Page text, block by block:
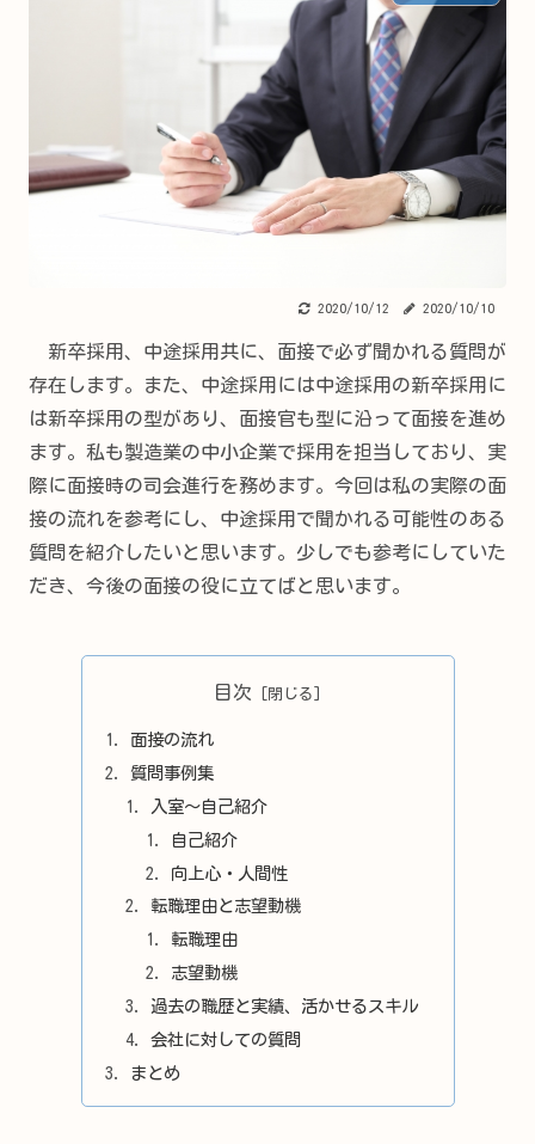
2020/10/12 2020/10/10
新卒採用、中途採用共に、面接で必ず聞かれる質問が
存在します。また、中途採用には中途採用の新卒採用に
は新卒採用の型があり、面接官も型に沿って面接を進め
ます。私も製造業の中小企業で採用を担当しており、実
際に面接時の司会進行を務めます。今回は私の実際の面
接の流れを参考にし、中途採用で聞かれる可能性のある
質問を紹介したいと思います。少しでも参考にしていた
だき、今後の面接の役に立てばと思います。
目次
面接の流れ
質問事例集
入室～自己紹介
自己紹介
向上心・人間性
転職理由と志望動機
転職理由
志望動機
過去の職歴と実績、活かせるスキル
会社に対しての質問
まとめ